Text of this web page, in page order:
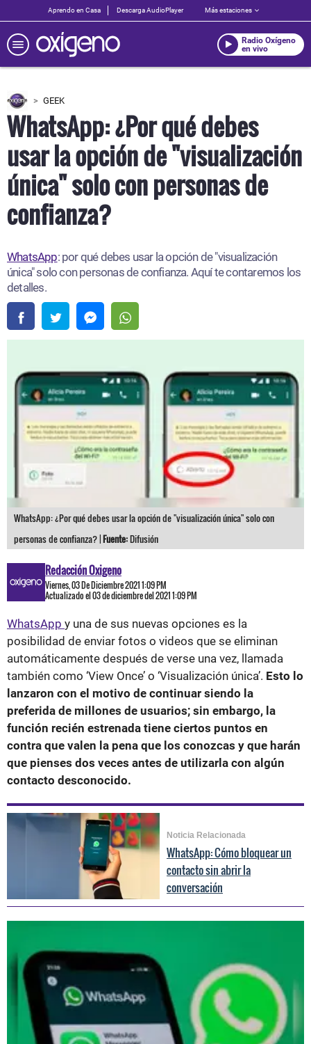
Aprendo en Casa Descarga AudioPlayer Más estaciones
Radio Oxígeno
en vivo
GEEK
WhatsApp: ¿Por qué debes
usar la opción de "visualización
única" solo con personas de
confianza?
WhatsApp: por qué debes usar la opción de "visualización
única" solo con personas de confianza. Aquí te contaremos los
detalles.
WhatsApp: ¿Por qué debes usar la opción de "visualización única" solo con
personas de confianza? |Fuente:Difusión
Redacción Oxigeno
Viernes, 03 De Diciembre 2021 1:09 PM
Actualizado el 03 de diciembre del 2021 1:09 PM
WhatsApp y una de sus nuevas opciones es la
posibilidad de enviar fotos o videos que se eliminan
automáticamente después de verse una vez, llamada
también como ‘View Once’ o ‘Visualización única’. Esto lo
lanzaron con el motivo de continuar siendo la
preferida de millones de usuarios; sin embargo, la
función recién estrenada tiene ciertos puntos en
contra que valen la pena que los conozcas y que harán
que pienses dos veces antes de utilizarla con algún
contacto desconocido.
Noticia Relacionada
WhatsApp: Cómo bloquear un
contacto sin abrir la
conversación